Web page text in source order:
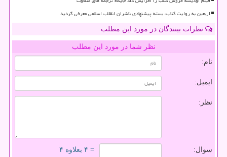
اربعین به روایت کتاب، بسته پیشنهادی ناشران انقلاب اسلامی معرفی گردید
نظرات بینندگان در مورد این مطلب
نظر شما در مورد این مطلب
نام:
ایمیل:
نظر:
سوال: = ۴ بعلاوه ۴